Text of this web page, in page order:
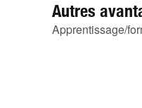
Autres
Apprentissage/